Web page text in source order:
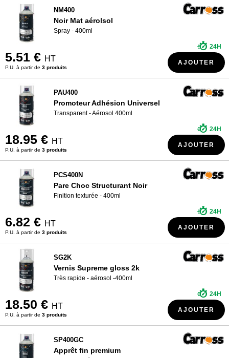
NM400
Noir Mat aérolsol
Spray - 400ml
5.51 € HT
P.U. à partir de 3 produits
24H
AJOUTER
PAU400
Promoteur Adhésion Universel
Transparent - Aérosol 400ml
18.95 € HT
P.U. à partir de 3 produits
24H
AJOUTER
PCS400N
Pare Choc Structurant Noir
Finition texturée - 400ml
6.82 € HT
P.U. à partir de 3 produits
24H
AJOUTER
SG2K
Vernis Supreme gloss 2k
Très rapide - aérosol -400ml
18.50 € HT
P.U. à partir de 3 produits
24H
AJOUTER
SP400GC
Apprêt fin premium